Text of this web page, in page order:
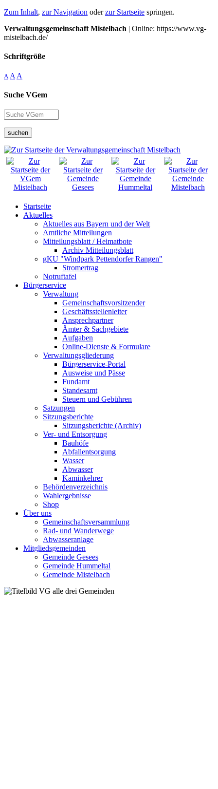
Zum Inhalt, zur Navigation oderzur Startseite springen.
Verwaltungsgemeinschaft Mistelbach | Online: https://www.vg-
mistelbach.de/
Schriftgröße
A A A
Suche VGem
suchen
Startseite
Aktuelles
Aktuelles aus Bayern und der Welt
Amtliche Mitteilungen
Mitteilungsblatt / Heimatbote
Archiv Mitteilungsblatt
gKU "Windpark Pettendorfer Rangen"
Stromertrag
Notruftafel
Bürgerservice
Verwaltung
Gemeinschaftsvorsitzender
Geschäftsstellenleiter
Ansprechpartner
Ämter & Sachgebiete
Aufgaben
Online-Dienste & Formulare
Verwaltungsgliederung
Bürgerservice-Portal
Ausweise und Pässe
Fundamt
Standesamt
Steuern und Gebühren
Satzungen
Sitzungsberichte
Sitzungsberichte (Archiv)
Ver- und Entsorgung
Bauhöfe
Abfallentsorgung
Wasser
Abwasser
Kaminkehrer
Behördenverzeichnis
Wahlergebnisse
Shop
Über uns
Gemeinschaftsversammlung
Rad- und Wanderwege
Abwasseranlage
Mitgliedsgemeinden
Gemeinde Gesees
Gemeinde Hummeltal
Gemeinde Mistelbach